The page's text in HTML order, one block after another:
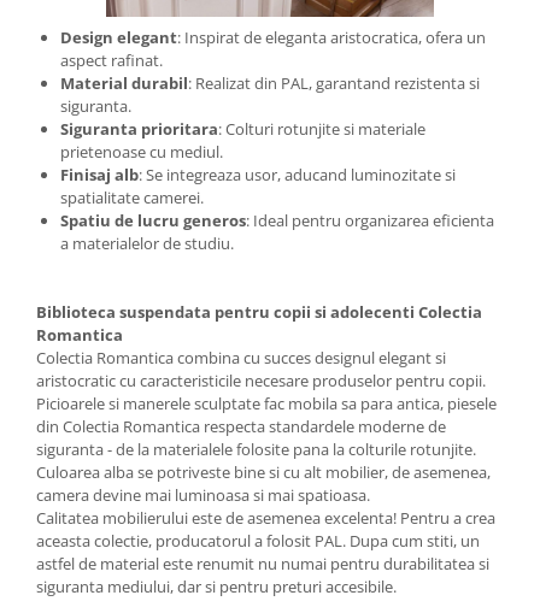
Design elegant: Inspirat de eleganta aristocratica, ofera un
aspect rafinat.
Material durabil: Realizat din PAL, garantand rezistenta si
siguranta.
Siguranta prioritara: Colturi rotunjite si materiale
prietenoase cu mediul.
Finisaj alb: Se integreaza usor, aducand luminozitate si
spatialitate camerei.
Spatiu de lucru generos: Ideal pentru organizarea eficienta
a materialelor de studiu.
Biblioteca suspendata pentru copii si adolecenti Colectia
Romantica
Colectia Romantica combina cu succes designul elegant si
aristocratic cu caracteristicile necesare produselor pentru copii.
Picioarele si manerele sculptate fac mobila sa para antica, piesele
din Colectia Romantica respecta standardele moderne de
siguranta - de la materialele folosite pana la colturile rotunjite.
Culoarea alba se potriveste bine si cu alt mobilier, de asemenea,
camera devine mai luminoasa si mai spatioasa.
Calitatea mobilierului este de asemenea excelenta! Pentru a crea
aceasta colectie, producatorul a folosit PAL. Dupa cum stiti, un
astfel de material este renumit nu numai pentru durabilitatea si
siguranta mediului, dar si pentru preturi accesibile.